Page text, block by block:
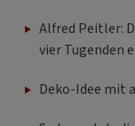
Alfred Peitler:
vier Tugenden
Deko-Idee mit